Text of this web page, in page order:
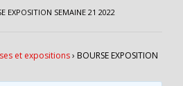
EXPOSITION SEMAINE 21 2022
et expositions› BOURSE EXPOSITION